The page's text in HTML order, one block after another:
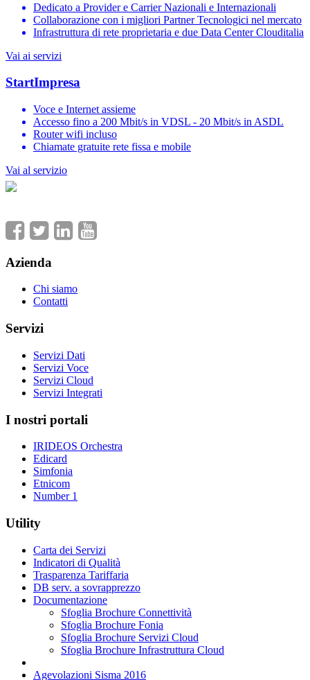
Dedicato a Provider e Carrier Nazionali e Internazionali
Collaborazione con i migliori Partner Tecnologici nel mercato
Infrastruttura di rete proprietaria e due Data Center Clouditalia
Vai ai servizi
StartImpresa
Voce e Internet assieme
Accesso fino a 200 Mbit/s in VDSL - 20 Mbit/s in ASDL
Router wifi incluso
Chiamate gratuite rete fissa e mobile
Vai al servizio
Azienda
Chi siamo
Contatti
Servizi
Servizi Dati
Servizi Voce
Servizi Cloud
Servizi Integrati
I nostri portali
IRIDEOS Orchestra
Edicard
Simfonia
Etnicom
Number 1
Utility
Carta dei Servizi
Indicatori di Qualità
Trasparenza Tariffaria
DB serv. a sovrapprezzo
Documentazione
Sfoglia Brochure Connettività
Sfoglia Brochure Fonia
Sfoglia Brochure Servizi Cloud
Sfoglia Brochure Infrastruttura Cloud
Agevolazioni Sisma 2016